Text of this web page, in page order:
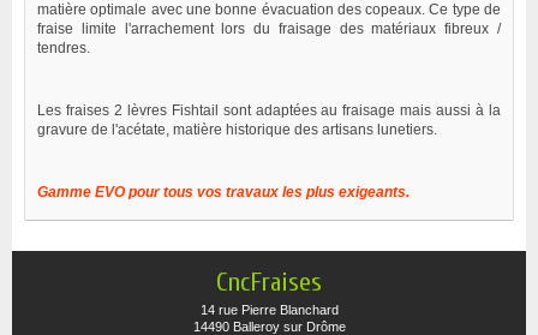
matière optimale avec une bonne évacuation des copeaux. Ce type de
fraise limite l'arrachement lors du fraisage des matériaux fibreux /
tendres.
Les fraises 2 lèvres Fishtail sont adaptées au fraisage mais aussi à la
gravure de l'acétate, matière historique des artisans lunetiers.
Gamme EVO pour tous vos travaux les plus exigeants.
CncFraises
14 rue Pierre Blanchard
14490 Balleroy sur Drôme